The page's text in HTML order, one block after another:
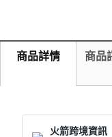
商品詳情 商品
火箭跨境資訊